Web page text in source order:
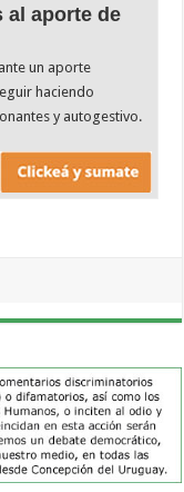
al aporte de
un aporte
haciendo
y autogestivo.